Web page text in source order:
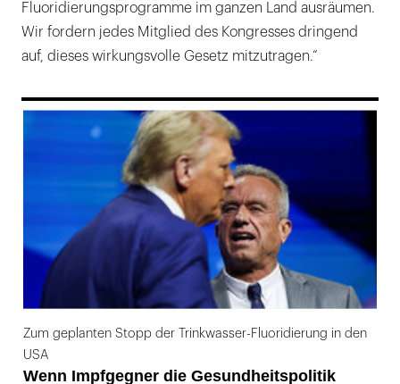
Fluoridierungsprogramme im ganzen Land ausräumen.
Wir fordern jedes Mitglied des Kongresses dringend
auf, dieses wirkungsvolle Gesetz mitzutragen.“
Zum geplanten Stopp der Trinkwasser-Fluoridierung in den
USA
Wenn Impfgegner die Gesundheitspolitik